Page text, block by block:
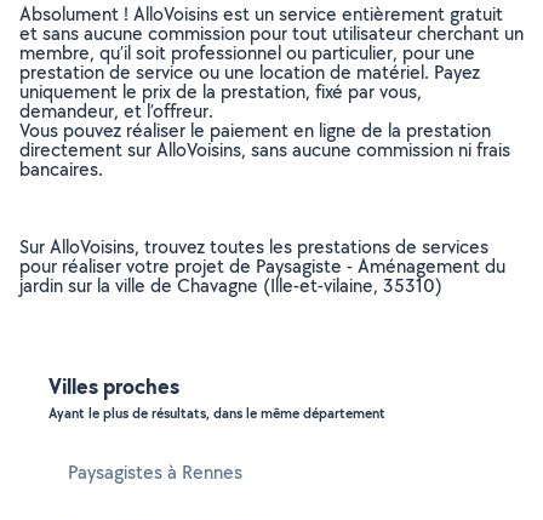
Absolument ! AlloVoisins est un service entièrement gratuit
et sans aucune commission pour tout utilisateur cherchant un
membre, qu’il soit professionnel ou particulier, pour une
prestation de service ou une location de matériel. Payez
uniquement le prix de la prestation, fixé par vous,
demandeur, et l’offreur.
Vous pouvez réaliser le paiement en ligne de la prestation
directement sur AlloVoisins, sans aucune commission ni frais
bancaires.
Sur AlloVoisins, trouvez toutes les prestations de services
pour réaliser votre projet de Paysagiste - Aménagement du
jardin sur la ville de Chavagne (Ille-et-vilaine, 35310)
Villes proches
Ayant le plus de résultats, dans le même département
Paysagistes à Rennes